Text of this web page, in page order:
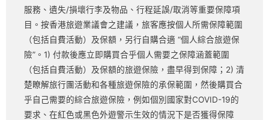
服務、遺失/損壞行李及物品、行程延誤/取消等重要保障項
目。按香港旅遊業議會之建議，旅客應按個人所需保障範圍
（包括自費活動）及保額，另行自購合適 “個人綜合旅遊保
險”。1) 付款後應立即購買合乎個人需要之保障涵蓋範圍
（包括自費活動）及保額的旅遊保險，盡早得到保障；2) 清
楚瞭解旅行團活動和各種旅遊保險的承保範圍，然後購買合
乎自己需要的綜合旅遊保險，例如個別國家對COVID-19的
要求、在紅色或黑色外遊警示生效的情況下是否獲得保障